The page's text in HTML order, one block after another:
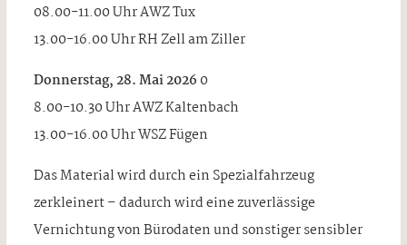
08.00-11.00 Uhr AWZ Tux
13.00-16.00 Uhr RH Zell am Ziller
Donnerstag, 28. Mai 2026 0
8.00-10.30 Uhr AWZ Kaltenbach
13.00-16.00 Uhr WSZ Fügen
Das Material wird durch ein Spezialfahrzeug
zerkleinert – dadurch wird eine zuverlässige
Vernichtung von Bürodaten und sonstiger sensibler